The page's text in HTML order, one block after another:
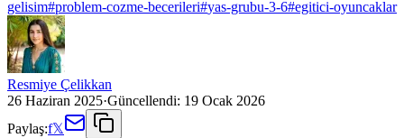
gelisim#problem-cozme-becerileri#yas-grubu-3-6#egitici-oyuncaklar
Resmiye Çelikkan
26 Haziran 2025·Güncellendi: 19 Ocak 2026
Paylaş:f𝕏